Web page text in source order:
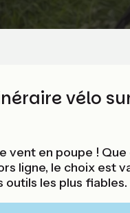
vélo
vent en poupe !
ligne, le choix est
les plus fiables.